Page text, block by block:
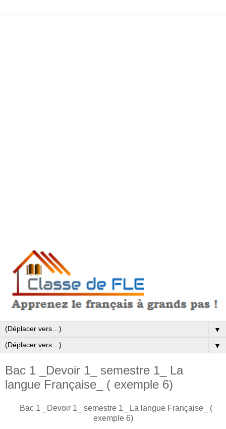
▼
▼
Bac 1 _Devoir 1_ semestre 1_ La
langue Française_ ( exemple 6)
Bac 1 _Devoir 1_ semestre 1_ La langue Française_ (
exemple 6)